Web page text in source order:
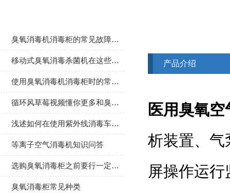
臭氧消毒机消毒柜的常见故障解决方法分享
移动式臭氧消毒杀菌机在这些行业中得到广泛应用
使用臭氧消毒机消毒柜时的常见故障及处理方法介绍
循环风草莓视频懂你更多和臭氧消毒灭菌机的对比
浅述如何在使用紫外线消毒车时保护好自己
等离子空气消毒机知识问答
选购臭氧消毒柜之前要行一定的了解
臭氧消毒柜常见种类
产品介绍
医用臭氧
析装置
屏操作运行